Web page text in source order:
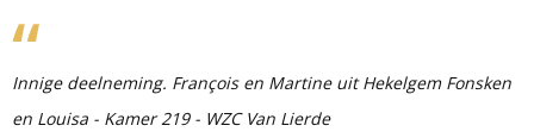
Innige deelneming. François en Martine uit Hekelgem Fonsken
en Louisa - Kamer 219 - WZC Van Lierde